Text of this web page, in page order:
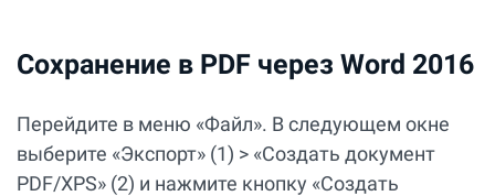
Сохранение в PDF через Word 2016
Перейдите в меню «Файл». В следующем окне
выберите «Экспорт» (1) > «Создать документ
PDF/XPS» (2) и нажмите кнопку «Создать